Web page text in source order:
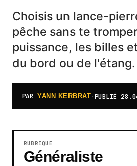
Choisis un lance-
pêche sans te
puissance, les billes
du bord ou de l'étang.
PAR YANN KERBRAT ·PUBLIÉ
RUBRIQUE
Généraliste